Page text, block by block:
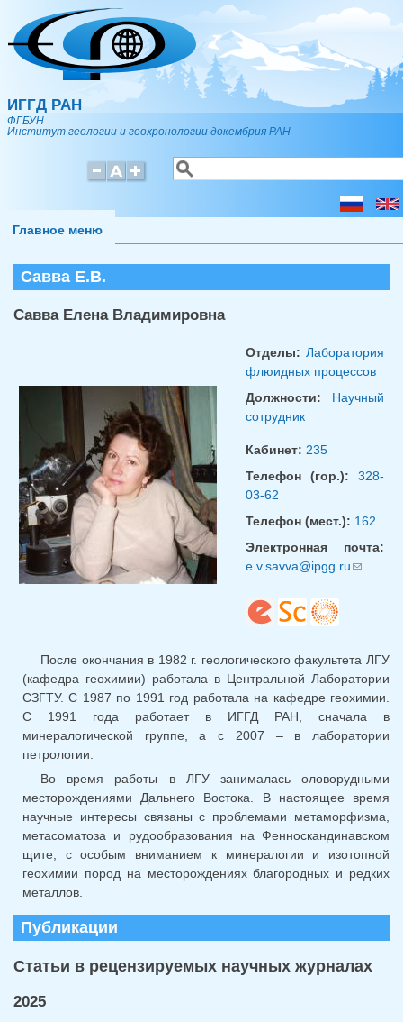
Перейти к основному содержанию
ИГГД РАН
ФГБУН
Институт геологии и геохронологии докембрия РАН
Форма поиска
Поиск
Главное меню
Савва Е.В.
Савва Елена Владимировна
Отделы: Лаборатория
флюидных процессов
Должности: Научный
сотрудник
Кабинет: 235
Телефон (гор.): 328-
03-62
Телефон (мест.): 162
Электронная почта:
e.v.savva@ipgg.ru(ссылка
После окончания в 1982 г. геологического факультета ЛГУ
(кафедра геохимии) работала в Центральной Лаборатории
СЗГТУ. С 1987 по 1991 год работала на кафедре геохимии.
С 1991 года работает в ИГГД РАН, сначала в
минералогической группе, а с 2007 – в лаборатории
петрологии.
Во время работы в ЛГУ занималась оловорудными
месторождениями Дальнего Востока. В настоящее время
научные интересы связаны с проблемами метаморфизма,
метасоматоза и рудообразования на Фенноскандинавском
щите, с особым вниманием к минералогии и изотопной
геохимии пород на месторождениях благородных и редких
металлов.
Публикации
Статьи в рецензируемых научных журналах
2025